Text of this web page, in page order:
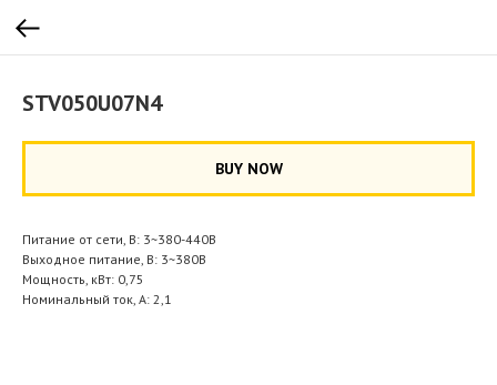
STV050U07N4
BUY NOW
Питание от сети, В: 3~380-440В
Выходное питание, В: 3~380В
Мощность, кВт: 0,75
Номинальный ток, А: 2,1